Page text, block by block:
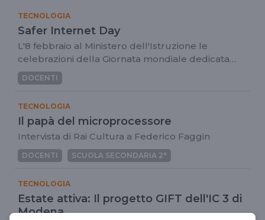
TECNOLOGIA
Safer Internet Day
L'8 febbraio al Ministero dell'Istruzione le
celebrazioni della Giornata mondiale dedicata
all'uso positivo di Internet
DOCENTI
TECNOLOGIA
Il papà del microprocessore
Intervista di Rai Cultura a Federico Faggin
DOCENTI SCUOLA SECONDARIA 2°
TECNOLOGIA
Estate attiva: Il progetto GIFT dell'IC 3 di
Modena